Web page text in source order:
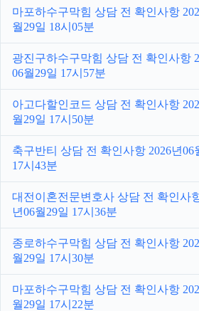
마포하수구막힘 상담 전 확인사항
월29일 18시05분
광진구하수구막힘 상담 전 확인사항
06월29일 17시57분
아고다할인코드 상담 전 확인사항
월29일 17시50분
축구반티 상담 전 확인사항 2026년06
17시43분
대전이혼전문변호사 상담 전 확인사
년06월29일 17시36분
종로하수구막힘 상담 전 확인사항
월29일 17시30분
마포하수구막힘 상담 전 확인사항
월29일 17시22분